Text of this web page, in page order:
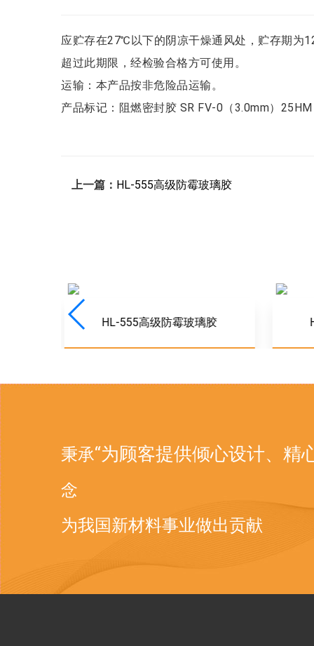
应贮存在27℃以下的阴凉干燥通风处，贮存期为
超过此期限，经检验合格方可使用。
运输：本产品按非危险品运输。
产品标记：阻燃密封胶 SR FV-0（3.0mm）
上一篇： HL-555高级防霉玻璃胶
HL-618中性硅酮耐候胶
秉承“为顾客提供倾心设计、精
念
为我国新材料事业做出贡献